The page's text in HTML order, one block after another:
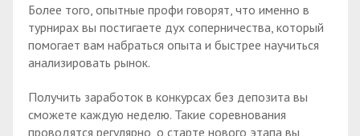
Более того, опытные профи говорят, что именно в
турнирах вы постигаете дух соперничества, который
помогает вам набраться опыта и быстрее научиться
анализировать рынок.
Получить заработок в конкурсах без депозита вы
сможете каждую неделю. Такие соревнования
проводятся регулярно, о старте нового этапа вы